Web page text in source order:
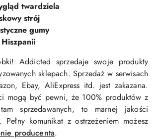
twardziela
strój
gumy
Addicted sprzedaje swoje produkty
sklepach. Sprzedaż w serwisach
Ebay, AliExpress itd. jest zakazana.
mogą być pewni, że 100% produktów z
sprzedawanych, to marnej jakości
komunikat z ostrzeżeniem możesz
producenta.